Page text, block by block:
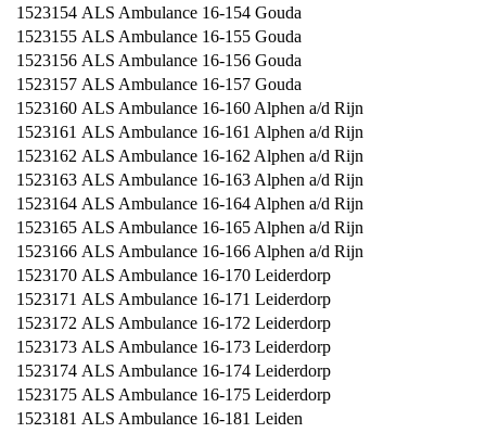
1523154 ALS Ambulance 16-154 Gouda
1523155 ALS Ambulance 16-155 Gouda
1523156 ALS Ambulance 16-156 Gouda
1523157 ALS Ambulance 16-157 Gouda
1523160 ALS Ambulance 16-160 Alphen a/d Rijn
1523161 ALS Ambulance 16-161 Alphen a/d Rijn
1523162 ALS Ambulance 16-162 Alphen a/d Rijn
1523163 ALS Ambulance 16-163 Alphen a/d Rijn
1523164 ALS Ambulance 16-164 Alphen a/d Rijn
1523165 ALS Ambulance 16-165 Alphen a/d Rijn
1523166 ALS Ambulance 16-166 Alphen a/d Rijn
1523170 ALS Ambulance 16-170 Leiderdorp
1523171 ALS Ambulance 16-171 Leiderdorp
1523172 ALS Ambulance 16-172 Leiderdorp
1523173 ALS Ambulance 16-173 Leiderdorp
1523174 ALS Ambulance 16-174 Leiderdorp
1523175 ALS Ambulance 16-175 Leiderdorp
1523181 ALS Ambulance 16-181 Leiden